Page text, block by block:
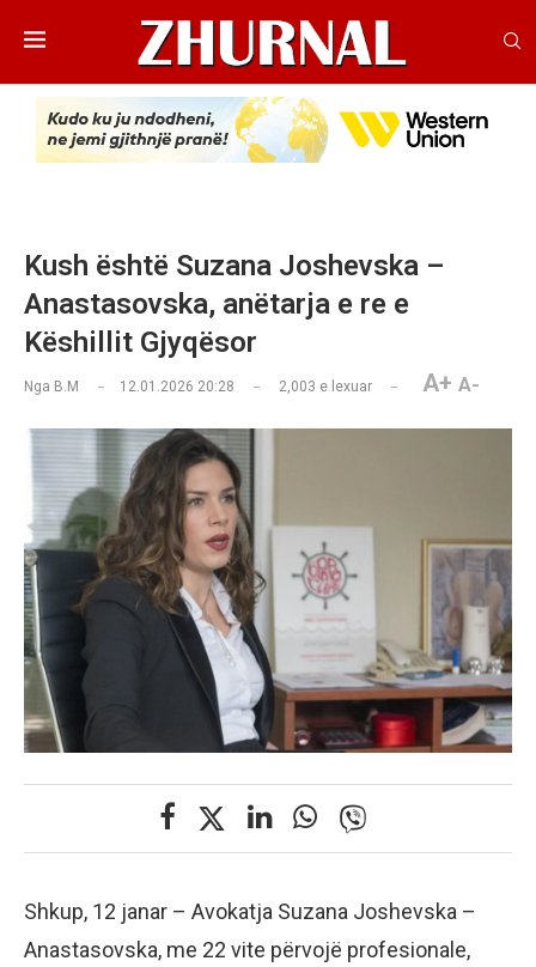
Kush është Suzana Joshevska –
Anastasovska, anëtarja e re e
Këshillit Gjyqësor
Nga B.M 12.01.2026 20:28 2,003 e lexuar A+ A-
Shkup, 12 janar – Avokatja Suzana Joshevska –
Anastasovska, me 22 vite përvojë profesionale,